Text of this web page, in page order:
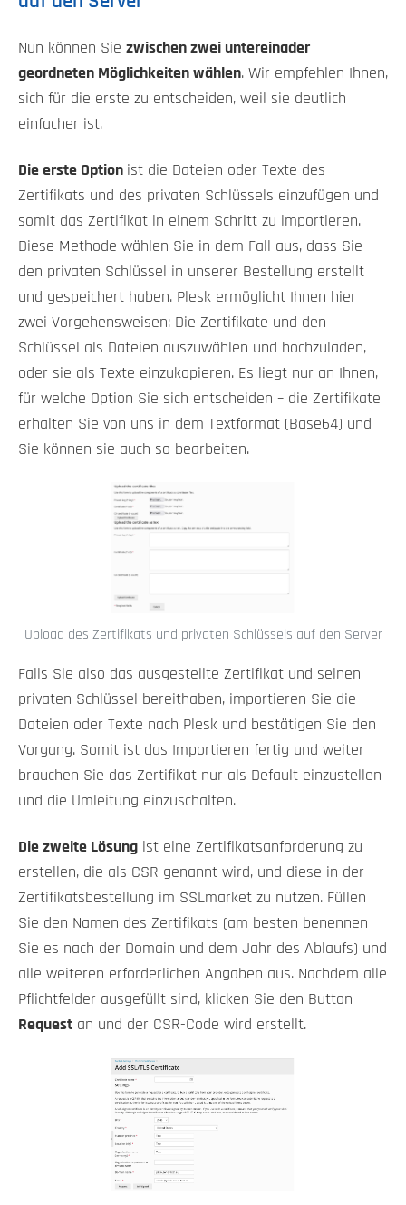
Nun können Sie zwischen zwei untereinader
geordneten Möglichkeiten wählen. Wir empfehlen Ihnen,
sich für die erste zu entscheiden, weil sie deutlich
einfacher ist.
Die erste Option ist die Dateien oder Texte des
Zertifikats und des privaten Schlüssels einzufügen und
somit das Zertifikat in einem Schritt zu importieren.
Diese Methode wählen Sie in dem Fall aus, dass Sie
den privaten Schlüssel in unserer Bestellung erstellt
und gespeichert haben. Plesk ermöglicht Ihnen hier
zwei Vorgehensweisen: Die Zertifikate und den
Schlüssel als Dateien auszuwählen und hochzuladen,
oder sie als Texte einzukopieren. Es liegt nur an Ihnen,
für welche Option Sie sich entscheiden – die Zertifikate
erhalten Sie von uns in dem Textformat (Base64) und
Sie können sie auch so bearbeiten.
Upload des Zertifikats und privaten Schlüssels auf den Server
Falls Sie also das ausgestellte Zertifikat und seinen
privaten Schlüssel bereithaben, importieren Sie die
Dateien oder Texte nach Plesk und bestätigen Sie den
Vorgang. Somit ist das Importieren fertig und weiter
brauchen Sie das Zertifikat nur als Default einzustellen
und die Umleitung einzuschalten.
Die zweite Lösung ist eine Zertifikatsanforderung zu
erstellen, die als CSR genannt wird, und diese in der
Zertifikatsbestellung im SSLmarket zu nutzen. Füllen
Sie den Namen des Zertifikats (am besten benennen
Sie es nach der Domain und dem Jahr des Ablaufs) und
alle weiteren erforderlichen Angaben aus. Nachdem alle
Pflichtfelder ausgefüllt sind, klicken Sie den Button
Request an und der CSR-Code wird erstellt.